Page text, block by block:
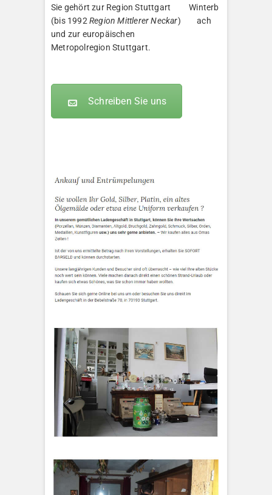
Sie gehört zur Region Stuttgart
(bis 1992Region Mittlerer Neckar)
und zur europäischen
Metropolregion Stuttgart.
Schreiben Sie uns